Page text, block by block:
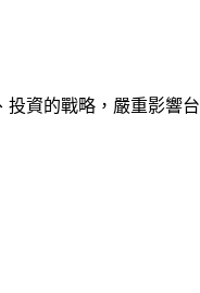
資的戰略，嚴重影響